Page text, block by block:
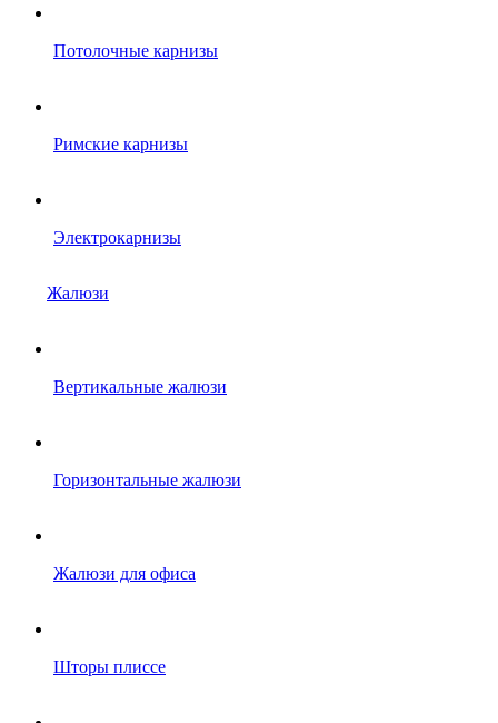
Потолочные карнизы
Римские карнизы
Электрокарнизы
Жалюзи
Вертикальные жалюзи
Горизонтальные жалюзи
Жалюзи для офиса
Шторы плиссе